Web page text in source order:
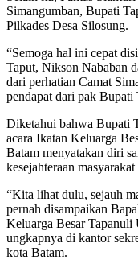
Simangumban, Bupati
Pilkades Desa Silosung.
“Semoga hal ini cepat
Taput, Nikson Nababan
dari perhatian Camat
pendapat dari pak Bupati
Diketahui bahwa Bupati
acara Ikatan Keluarga
Batam menyatakan diri
kesejahteraan
“Kita lihat dulu, sejauh
pernah disampaikan
Keluarga Besar
ungkapnya di kantor
kota Batam.